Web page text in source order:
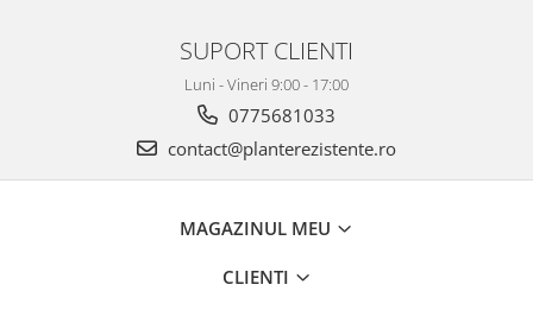
SUPORT CLIENTI
Luni - Vineri 9:00 - 17:00
0775681033
contact@planterezistente.ro
MAGAZINUL MEU
CLIENTI